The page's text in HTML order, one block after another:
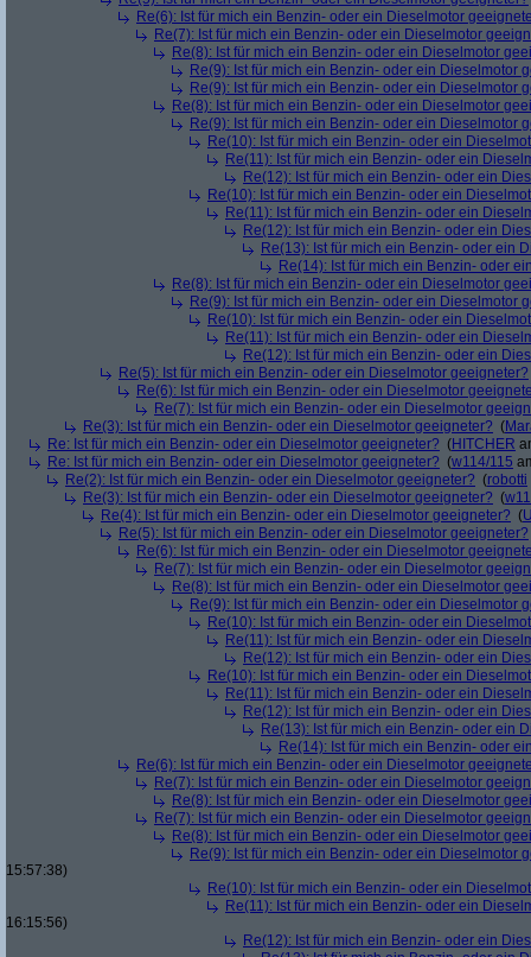
Re(6): Ist für mich ein Benzin- oder ein Dieselmotor
Re(7): Ist für mich ein Benzin- oder ein Dieselmotor
Re(8): Ist für mich ein Benzin- oder ein Dieselmotor
Re(9): Ist für mich ein Benzin- oder ein Dieselmotor
Re(9): Ist für mich ein Benzin- oder ein Dieselmotor
Re(8): Ist für mich ein Benzin- oder ein Dieselmotor
Re(9): Ist für mich ein Benzin- oder ein Dieselmotor
Re(10): Ist für mich ein Benzin- oder ein
Re(11): Ist für mich ein Benzin- oder ein
Re(12): Ist für mich ein Benzin- oder ein
Re(10): Ist für mich ein Benzin- oder ein
Re(11): Ist für mich ein Benzin- oder ein
Re(12): Ist für mich ein Benzin- oder ein
Re(13): Ist für mich ein Benzin- oder ein
Re(14): Ist für mich ein Benzin- oder
Re(8): Ist für mich ein Benzin- oder ein Dieselmotor
Re(9): Ist für mich ein Benzin- oder ein Dieselmotor
Re(10): Ist für mich ein Benzin- oder ein
Re(11): Ist für mich ein Benzin- oder ein
Re(12): Ist für mich ein Benzin- oder ein
Re(5): Ist für mich ein Benzin- oder ein Dieselmotor geeigneter?
Re(6): Ist für mich ein Benzin- oder ein Dieselmotor
Re(7): Ist für mich ein Benzin- oder ein Dieselmotor
Re(3): Ist für mich ein Benzin- oder ein Dieselmotor geeigneter? (
Re: Ist für mich ein Benzin- oder ein Dieselmotor geeigneter? (HITCHER
Re: Ist für mich ein Benzin- oder ein Dieselmotor geeigneter? (w114/115
Re(2): Ist für mich ein Benzin- oder ein Dieselmotor geeigneter? (robotti
Re(3): Ist für mich ein Benzin- oder ein Dieselmotor geeigneter? (
Re(4): Ist für mich ein Benzin- oder ein Dieselmotor geeigneter? (
Re(5): Ist für mich ein Benzin- oder ein Dieselmotor geeigneter?
Re(6): Ist für mich ein Benzin- oder ein Dieselmotor
Re(7): Ist für mich ein Benzin- oder ein Dieselmotor
Re(8): Ist für mich ein Benzin- oder ein Dieselmotor
Re(9): Ist für mich ein Benzin- oder ein Dieselmotor
Re(10): Ist für mich ein Benzin- oder ein
Re(11): Ist für mich ein Benzin- oder ein
Re(12): Ist für mich ein Benzin- oder ein
Re(10): Ist für mich ein Benzin- oder ein
Re(11): Ist für mich ein Benzin- oder ein
Re(12): Ist für mich ein Benzin- oder ein
Re(13): Ist für mich ein Benzin- oder ein
Re(14): Ist für mich ein Benzin- oder
Re(6): Ist für mich ein Benzin- oder ein Dieselmotor
Re(7): Ist für mich ein Benzin- oder ein Dieselmotor
Re(8): Ist für mich ein Benzin- oder ein Dieselmotor
Re(7): Ist für mich ein Benzin- oder ein Dieselmotor
Re(8): Ist für mich ein Benzin- oder ein Dieselmotor
Re(9): Ist für mich ein Benzin- oder ein Dieselmotor
15:57:38)
Re(10): Ist für mich ein Benzin- oder ein
Re(11): Ist für mich ein Benzin- oder ein
16:15:56)
Re(12): Ist für mich ein Benzin- oder ein